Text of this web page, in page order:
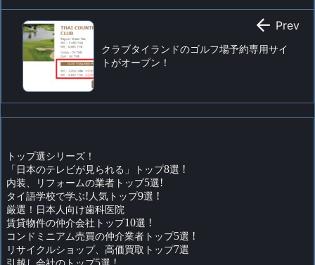
クラブタイランドのゴルフ場予約専用サイ
トがオープン！
 Prev
トップ選シリーズ！
「日本のテレビが見られる」トップ8選 !
内装、リフォームの業者トップ5選!
タイ語学校で学ぶ! 人気トップ9選 !
厳選！日本人向け歯科医院
賃貸物件の仲介会社トップ10選 !
コンドミニアム売買の仲介業者トップ5選 !
リサイクルショップ、高価買取トップ7選
引越し会社のトップ5選 !